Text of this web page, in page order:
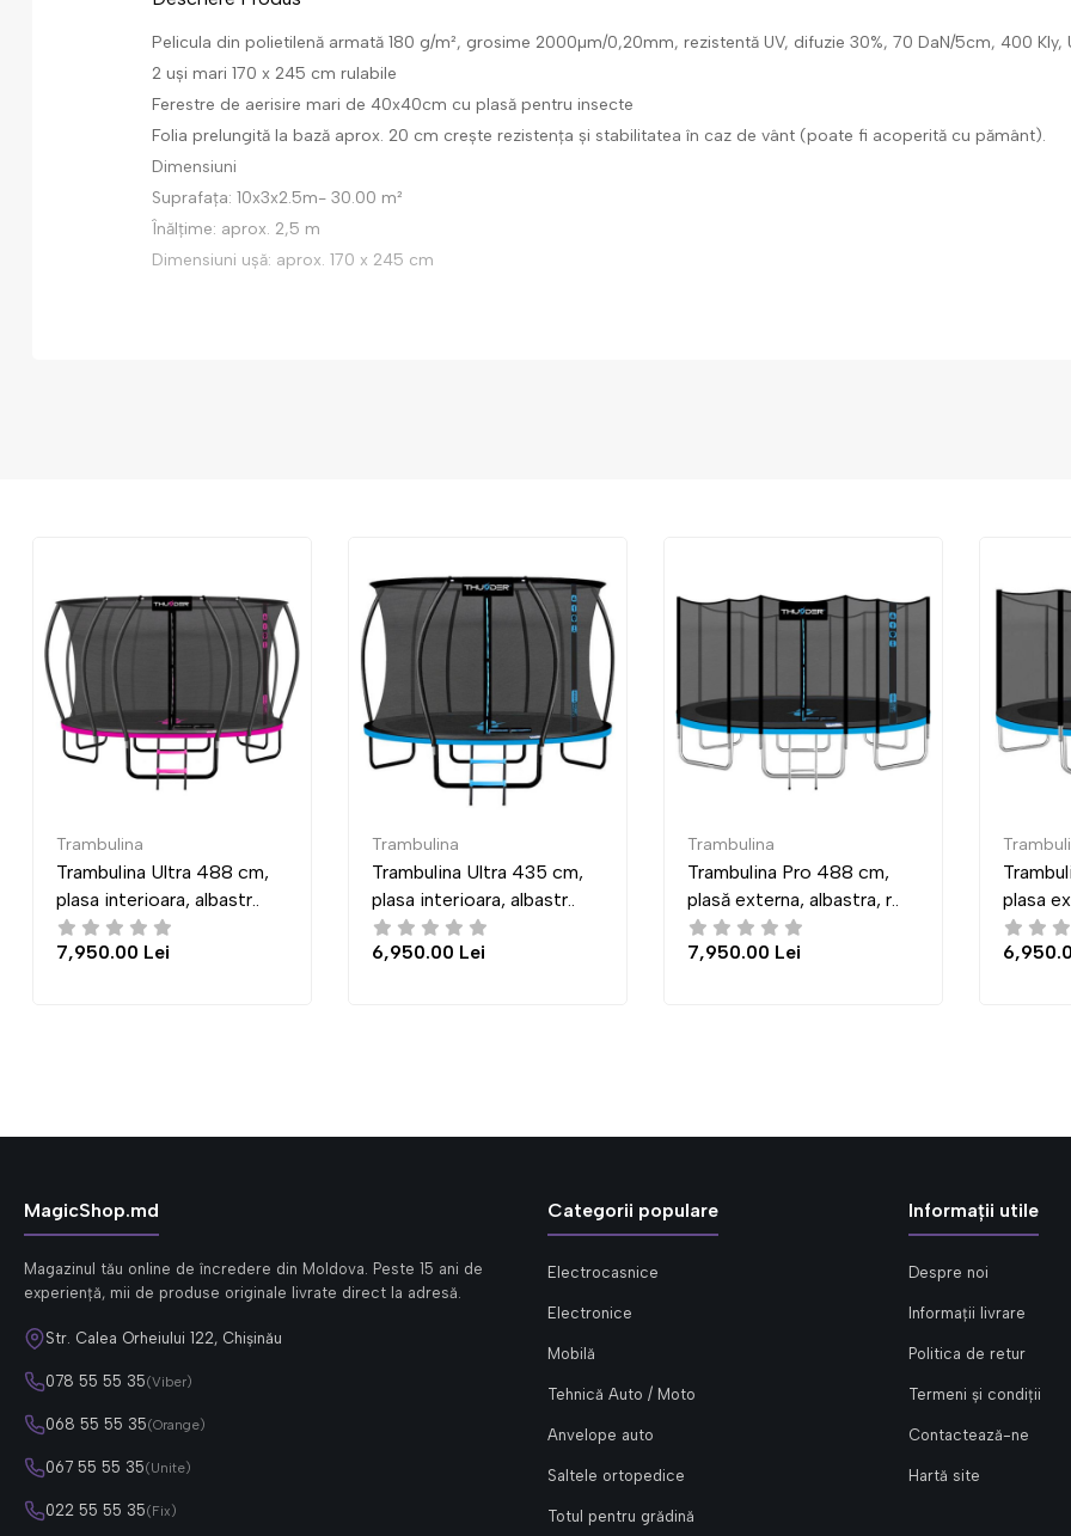
Pelicula din polietilenă armată 180 g/m², grosime 2000µm/0,20mm, rezistentă UV, difuzie 30%, 70 DaN/5cm, 400 Kly,
2 uși mari 170 x 245 cm rulabile
Ferestre de aerisire mari de 40x40cm cu plasă pentru insecte
Folia prelungită la bază aprox. 20 cm crește rezistența și stabilitatea în caz de vânt (poate fi acoperită cu pământ).
Dimensiuni
Suprafața: 10x3x2.5m- 30.00 m²
Înălțime: aprox. 2,5 m
Dimensiuni ușă: aprox. 170 x 245 cm
Trambulina
Trambulina Ultra 435 cm,
plasa interioara, albastr..
6,950.00 Lei
Trambulina
Trambulina Pro 488 cm,
plasă externa, albastra, r..
7,950.00 Lei
Trambulina
Trambulina Pro 435 cm,
plasa externa, albastra, ro..
6,950.00 Lei
MagicShop.md
Magazinul tău online de încredere din Moldova. Peste 15 ani de
experiență, mii de produse originale livrate direct la adresă.
Str. Calea Orheiului 122, Chișinău
078 55 55 35(Viber)
068 55 55 35(Orange)
067 55 55 35(Unite)
022 55 55 35(Fix)
Categorii populare
Electrocasnice
Electronice
Mobilă
Tehnică Auto / Moto
Anvelope auto
Saltele ortopedice
Totul pentru grădină
Informații utile
Despre noi
Informații livrare
Politica de retur
Termeni și condiții
Contactează-ne
Hartă site